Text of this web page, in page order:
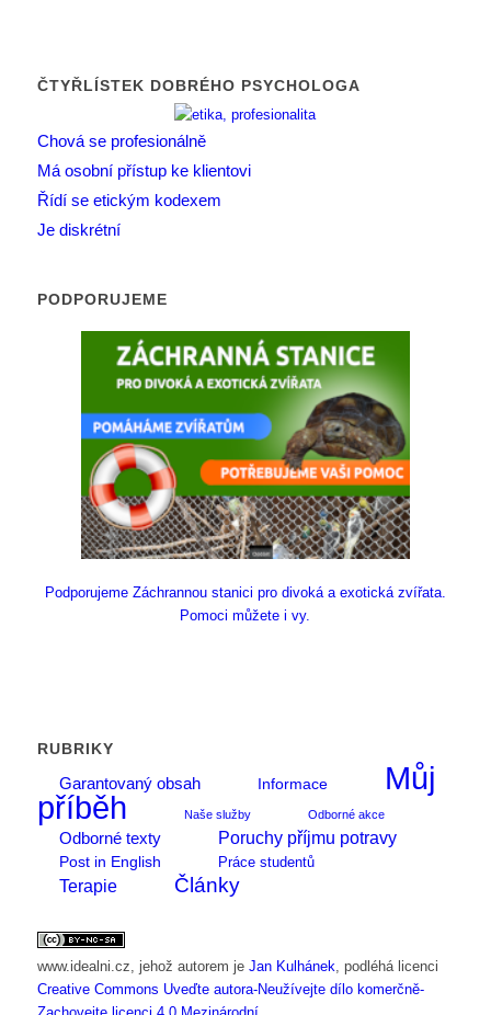
ČTYŘLÍSTEK DOBRÉHO PSYCHOLOGA
Chová se profesionálně
Má osobní přístup ke klientovi
Řídí se etickým kodexem
Je diskrétní
PODPORUJEME
Podporujeme Záchrannou stanici pro divoká a exotická zvířata.
Pomoci můžete i vy.
RUBRIKY
Garantovaný obsah
Informace
Můj
příběh
Naše služby Odborné akce
Odborné texty Poruchy příjmu potravy
Post in English Práce studentů
Terapie Články
www.idealni.cz , jehož autorem je Jan Kulhánek , podléhá licenci
Creative Commons Uveďte autora-Neužívejte dílo komerčně-
Zachovejte licenci 4.0 Mezinárodní